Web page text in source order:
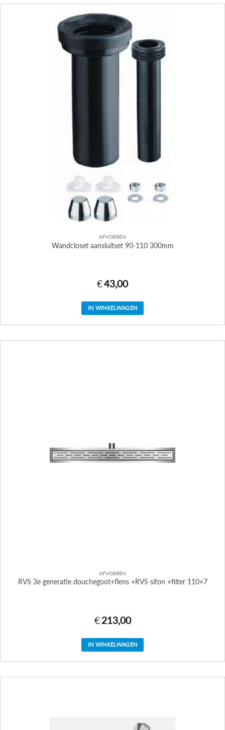
AFVOEREN
Wandcloset aansluitset 90-110 300mm
€43,00
IN WINKELWAGEN
AFVOEREN
RVS 3e generatie douchegoot+flens +RVS sifon +filter 110×7
€ 213,00
IN WINKELWAGEN